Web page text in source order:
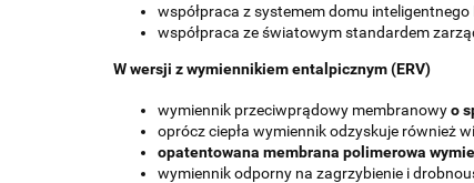
współpraca z systemem domu inteligentnego
współpraca ze światowym standardem
W wersji z wymiennikiem entalpicznym (ERV)
wymiennik przeciwprądowy membranowyo
oprócz ciepła wymiennik odzyskuje również
opatentowana membrana polimerowa
wymiennik odporny na zagrzybienie i